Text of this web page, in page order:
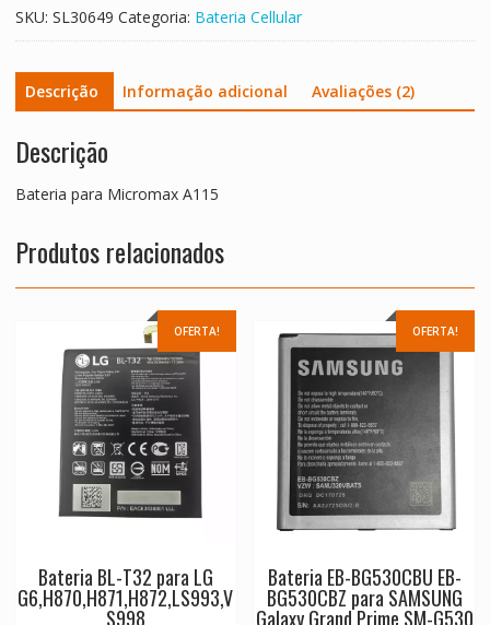
SKU: SL30649 Categoria: Bateria Cellular
Descrição Informação adicional Avaliações (2)
Descrição
Bateria para Micromax A115
Produtos relacionados
OFERTA!
Bateria BL-T32 para LG
G6,H870,H871,H872,LS993,V
S998
OFERTA!
Bateria EB-BG530CBU EB-
BG530CBZ para SAMSUNG
Galaxy Grand Prime SM-G530